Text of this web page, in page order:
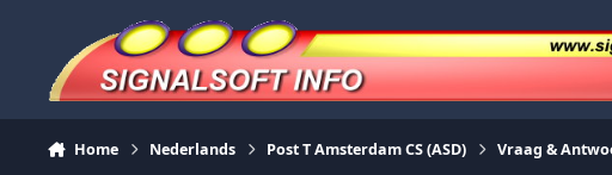
Home Nederlands Post T Amsterdam CS (ASD) Vraag &